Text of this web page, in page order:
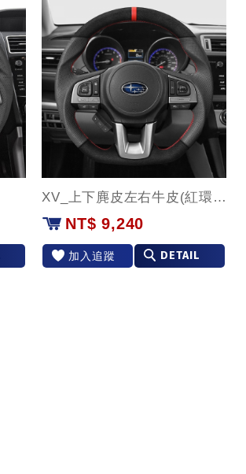
XV_上下麂皮左右牛皮(紅環)款
NT$ 9,240
加入追蹤 DETAIL